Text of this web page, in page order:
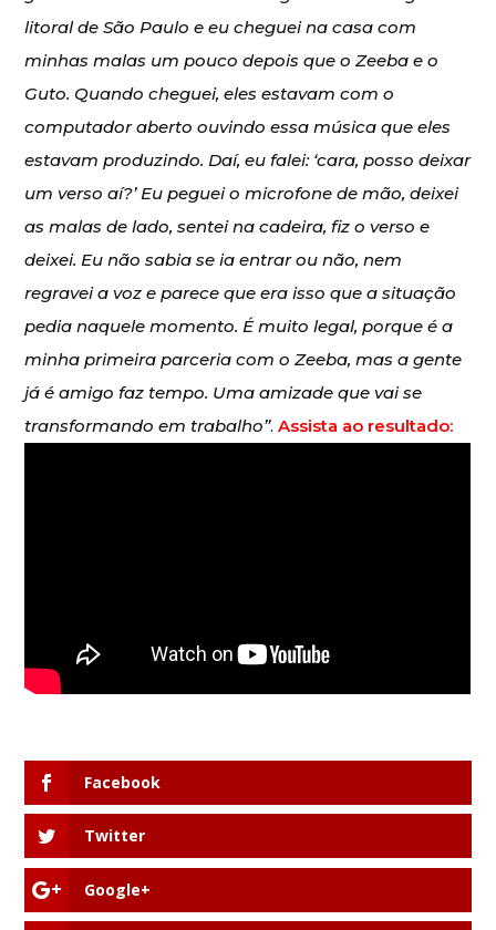
litoral de São Paulo e eu cheguei na casa com
minhas malas um pouco depois que o Zeeba e o
Guto. Quando cheguei, eles estavam com o
computador aberto ouvindo essa música que eles
estavam produzindo. Daí, eu falei: ‘cara, posso deixar
um verso aí?’ Eu peguei o microfone de mão, deixei
as malas de lado, sentei na cadeira, fiz o verso e
deixei. Eu não sabia se ia entrar ou não, nem
regravei a voz e parece que era isso que a situação
pedia naquele momento. É muito legal, porque é a
minha primeira parceria com o Zeeba, mas a gente
já é amigo faz tempo. Uma amizade que vai se
transformando em trabalho”.Assista ao resultado:
Facebook
Twitter
Google+